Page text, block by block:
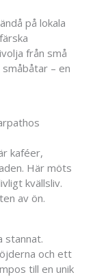
på lokala
från små
– en
kaféer,
Här möts
kvällsliv.
av ön.
stannat.
och ett
till en unik